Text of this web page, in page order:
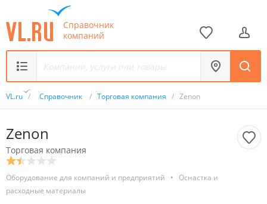
Справочник
компаний
VL.ru / Справочник / Торговая компания / Zenon
Zenon
Торговая компания
Оборудование для компаний и предприятий •
Оснастка и
расходные материалы